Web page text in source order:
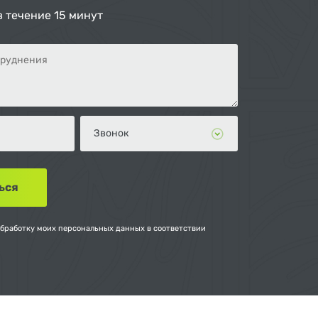
течение 15 минут
моих персональных данных в соответствии